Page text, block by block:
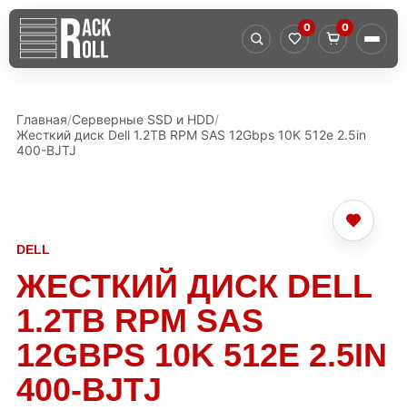
0 0
Главная Серверные SSD и HDD
Жесткий диск Dell 1.2TB RPM SAS 12Gbps 10K 512e 2.5in
400-BJTJ
DELL
ЖЕСТКИЙ ДИСК DELL
1.2TB RPM SAS
12GBPS 10K 512E 2.5IN
400-BJTJ